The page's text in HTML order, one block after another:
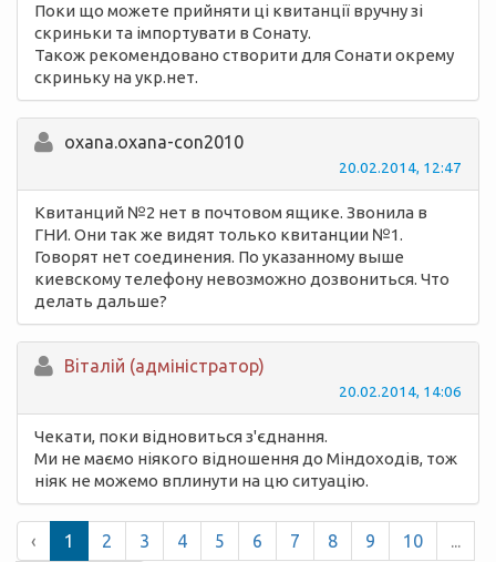
Поки що можете прийняти ці квитанції вручну зі
скриньки та імпортувати в Сонату.
Також рекомендовано створити для Сонати окрему
скриньку на укр.нет.
oxana.oxana-con2010
20.02.2014, 12:47
Квитанций №2 нет в почтовом ящике. Звонила в
ГНИ. Они так же видят только квитанции №1.
Говорят нет соединения. По указанному выше
киевскому телефону невозможно дозвониться. Что
делать дальше?
Вiталій (адміністратор)
20.02.2014, 14:06
Чекати, поки відновиться з'єднання.
Ми не маємо ніякого відношення до Міндоходів, тож
ніяк не можемо вплинути на цю ситуацію.
‹ 1 2 3 4 5 6 7 8 9 10 ...